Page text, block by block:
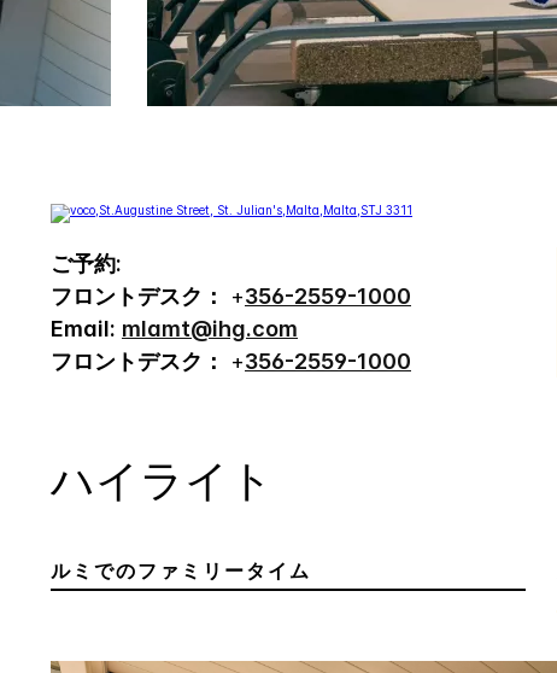
ご予約:
フロントデスク：
+356-2559-1000
Email: mlamt@ihg.com
フロントデスク：
+356-2559-1000
ハイライト
ルミでのファミリータイム